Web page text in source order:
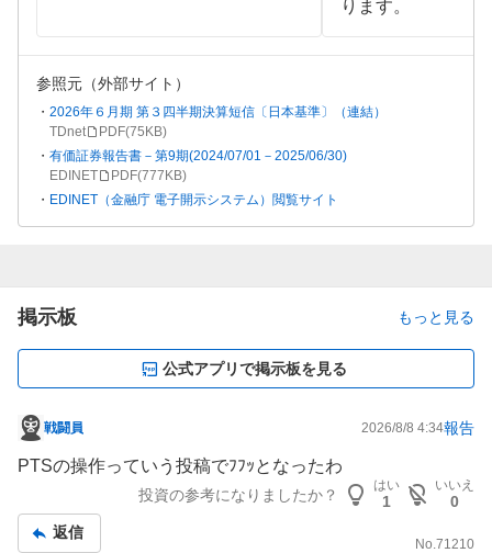
ります。
参照元（外部サイト）
2026年６月期 第３四半期決算短信〔日本基準〕（連結）
TDnet
PDF(75KB)
有価証券報告書－第9期(2024/07/01－2025/06/30)
EDINET
PDF(777KB)
EDINET（金融庁 電子開示システム）閲覧サイト
掲示板 もっと見る
公式アプリで掲示板を見る
掲
示
記
事
戦闘員 2026/8/8 4:34報告
PTSの操作っていう投稿でﾌﾌｯとなったわ
投資の参考になりましたか？
はい
1
いいえ
0
返信
No. 71210